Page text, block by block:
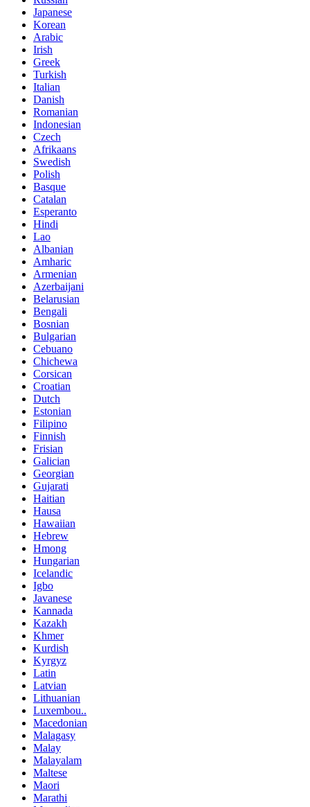
Japanese
Korean
Arabic
Irish
Greek
Turkish
Italian
Danish
Romanian
Indonesian
Czech
Afrikaans
Swedish
Polish
Basque
Catalan
Esperanto
Hindi
Lao
Albanian
Amharic
Armenian
Azerbaijani
Belarusian
Bengali
Bosnian
Bulgarian
Cebuano
Chichewa
Corsican
Croatian
Dutch
Estonian
Filipino
Finnish
Frisian
Galician
Georgian
Gujarati
Haitian
Hausa
Hawaiian
Hebrew
Hmong
Hungarian
Icelandic
Igbo
Javanese
Kannada
Kazakh
Khmer
Kurdish
Kyrgyz
Latin
Latvian
Lithuanian
Luxembou..
Macedonian
Malagasy
Malay
Malayalam
Maltese
Maori
Marathi